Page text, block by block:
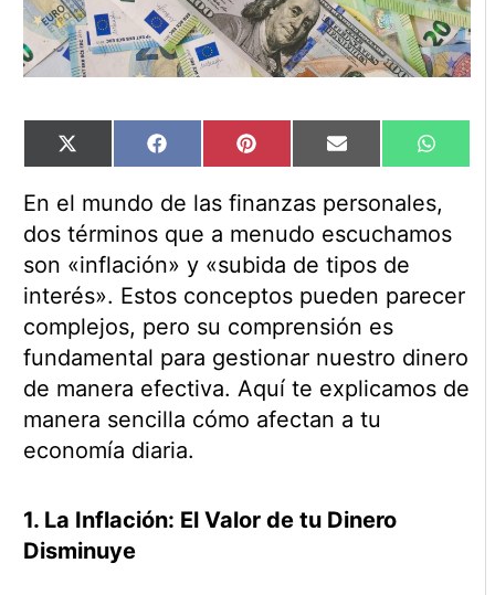
Compartir
en
X
(Twitter)
Compartir
en
Facebook Compartir
en
Pinterest Compartir
en
Email
en
En el mundo de las finanzas personales,
dos términos que a menudo escuchamos
son «inflación» y «subida de tipos de
interés». Estos conceptos pueden parecer
complejos, pero su comprensión es
fundamental para gestionar nuestro dinero
de manera efectiva. Aquí te explicamos de
manera sencilla cómo afectan a tu
economía diaria.
1. La Inflación: El Valor de tu Dinero
Disminuye